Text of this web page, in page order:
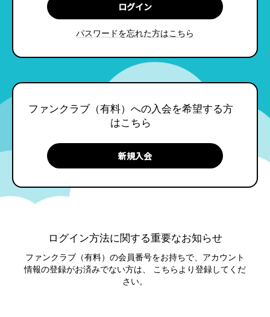
パスワードを忘れた方はこちら
ファンクラブ（有料）への入会を希望する方
はこちら
ログイン方法に関する重要なお知らせ
ファンクラブ（有料）の会員番号をお持ちで、アカウント
情報の登録がお済みでない方は、 こちらより登録してくだ
さい。